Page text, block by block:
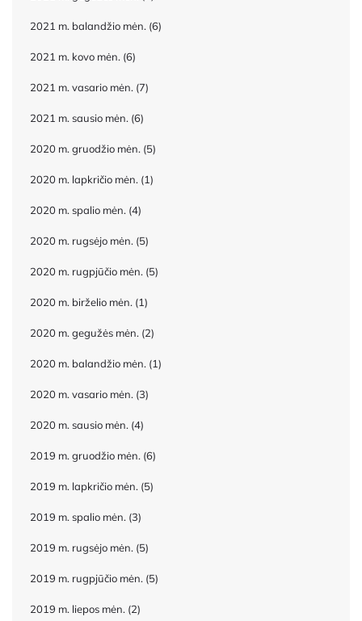
2021 m. balandžio mėn. (6)
2021 m. kovo mėn. (6)
2021 m. vasario mėn. (7)
2021 m. sausio mėn. (6)
2020 m. gruodžio mėn. (5)
2020 m. lapkričio mėn. (1)
2020 m. spalio mėn. (4)
2020 m. rugsėjo mėn. (5)
2020 m. rugpjūčio mėn. (5)
2020 m. birželio mėn. (1)
2020 m. gegužės mėn. (2)
2020 m. balandžio mėn. (1)
2020 m. vasario mėn. (3)
2020 m. sausio mėn. (4)
2019 m. gruodžio mėn. (6)
2019 m. lapkričio mėn. (5)
2019 m. spalio mėn. (3)
2019 m. rugsėjo mėn. (5)
2019 m. rugpjūčio mėn. (5)
2019 m. liepos mėn. (2)